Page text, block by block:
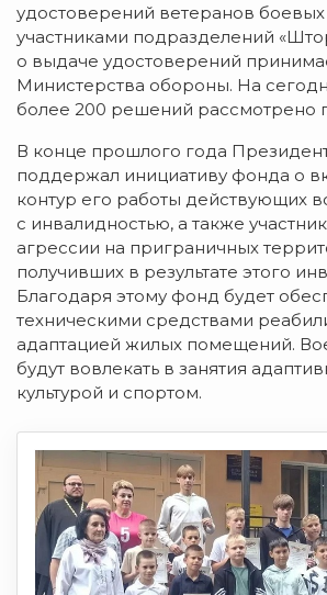
удостоверений ветеранов
участниками подразделений
о выдаче удостоверений
Министерства обороны. На
более 200 решений рассмотрено
В конце прошлого года
поддержал инициативу фонда о
контур его работы действующих
с инвалидностью, а также
агрессии на приграничных
получивших в результате этого
Благодаря этому фонд будет
техническими средствами
адаптацией жилых помещений.
будут вовлекать в занятия
культурой и спортом.